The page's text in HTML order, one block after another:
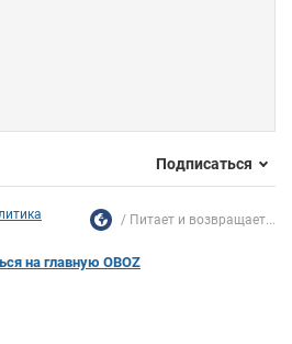
Подписаться
Питает и возвращает...
на главную OBOZ